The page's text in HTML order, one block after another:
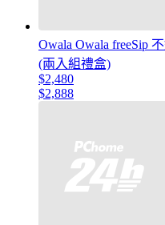
Owala Owala freeSip
(兩入組禮盒)
$2,480
$2,888